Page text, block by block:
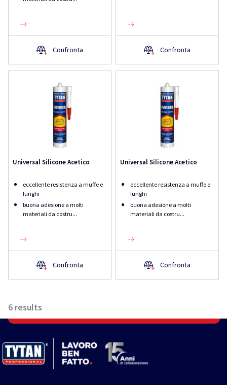
Confronta Confronta
Universal Silicone Acetico
eccellente resistenza a muffe e
funghi
buona adesione a molti
materiali da costru...
Confronta
Universal Silicone Acetico
eccellente resistenza a muffe e
funghi
buona adesione a molti
materiali da costru...
Confronta
6 results